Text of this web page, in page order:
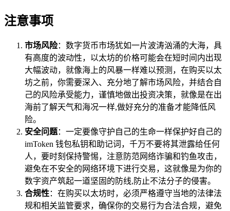
注意事项
市场风险：数字货币市场犹如一片波涛汹涌的大海，具
有高度的波动性，以太坊的价格可能会在短时间内出现
大幅波动，就像海上的风暴一样难以预测，在购买以太
坊之前，你需要深入、充分地了解市场风险，并结合自
己的风险承受能力，谨慎地做出投资决策，就像是在出
海前了解天气和海况一样,做好充分的准备才能降低风
险。
安全问题：一定要像守护自己的生命一样保护好自己的
imToken 钱包私钥和助记词，千万不要将其泄露给任何
人，要时刻保持警惕，注意防范网络诈骗和钓鱼攻击，
避免在不安全的网络环境下进行交易，这就像是为你的
数字资产筑起一道坚固的防线,防止不法分子的侵害。
合规性：在购买以太坊时，必须严格遵守当地的法律法
规和相关监管要求，确保你的交易行为合法合规，避免